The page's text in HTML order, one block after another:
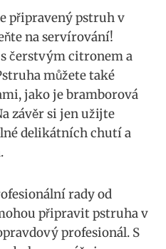
připravený pstruh ⁢v⁢
na servírování!
čerstvým citronem a​
můžete také
jako ‍je bramborová
závěr si jen ⁣užijte
delikátních chutí⁢ a
rady od
připravit pstruha v⁣
profesionál. ​S